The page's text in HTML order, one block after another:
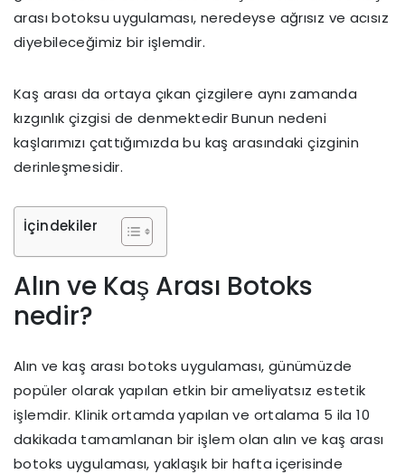
arası botoksu uygulaması, neredeyse ağrısız ve acısız
diyebileceğimiz bir işlemdir.
Kaş arası da ortaya çıkan çizgilere aynı zamanda
kızgınlık çizgisi de denmektedir Bunun nedeni
kaşlarımızı çattığımızda bu kaş arasındaki çizginin
derinleşmesidir.
İçindekiler
Alın ve Kaş Arası Botoks
nedir?
Alın ve kaş arası botoks uygulaması, günümüzde
popüler olarak yapılan etkin bir ameliyatsız estetik
işlemdir. Klinik ortamda yapılan ve ortalama 5 ila 10
dakikada tamamlanan bir işlem olan alın ve kaş arası
botoks uygulaması, yaklaşık bir hafta içerisinde